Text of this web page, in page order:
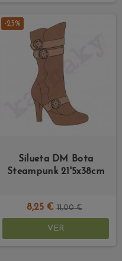
-25%
Silueta DM Bota
Steampunk 21'5x38cm
8,25 € 11,00 €
VER